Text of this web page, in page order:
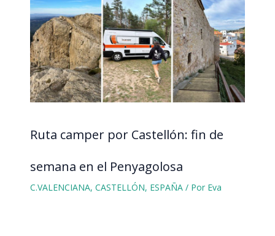
Ruta camper por Castellón: fin de
semana en el Penyagolosa
C.VALENCIANA, CASTELLÓN, ESPAÑA/ Por Eva